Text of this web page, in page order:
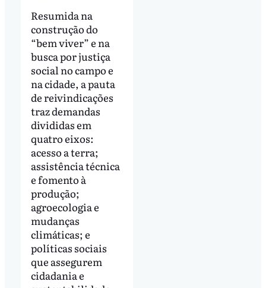
Resumida na
construção do
“bem viver” e na
busca por justiça
social no campo e
na cidade, a pauta
de reivindicações
traz demandas
divididas em
quatro eixos:
acesso a terra;
assistência técnica
e fomento à
produção;
agroecologia e
mudanças
climáticas; e
políticas sociais
que assegurem
cidadania e